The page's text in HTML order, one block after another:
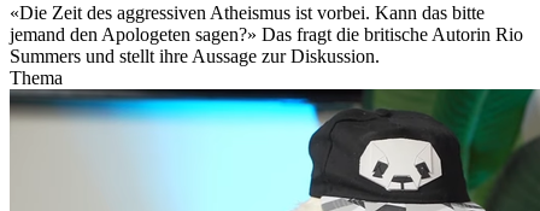
«Die Zeit des aggressiven Atheismus ist vorbei. Kann das bitte
jemand den Apologeten sagen?» Das fragt die britische Autorin Rio
Summers und stellt ihre Aussage zur Diskussion.
Thema